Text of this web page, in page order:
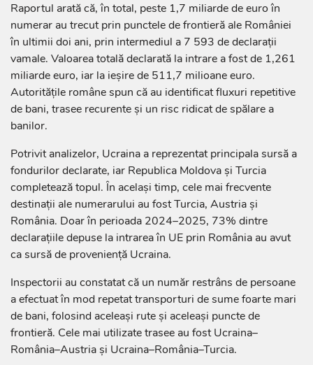
Raportul arată că, în total, peste 1,7 miliarde de euro în
numerar au trecut prin punctele de frontieră ale României
în ultimii doi ani, prin intermediul a 7 593 de declarații
vamale. Valoarea totală declarată la intrare a fost de 1,261
miliarde euro, iar la ieșire de 511,7 milioane euro.
Autoritățile române spun că au identificat fluxuri repetitive
de bani, trasee recurente și un risc ridicat de spălare a
banilor.
Potrivit analizelor, Ucraina a reprezentat principala sursă a
fondurilor declarate, iar Republica Moldova și Turcia
completează topul. În același timp, cele mai frecvente
destinații ale numerarului au fost Turcia, Austria și
România. Doar în perioada 2024–2025, 73% dintre
declarațiile depuse la intrarea în UE prin România au avut
ca sursă de proveniență Ucraina.
Inspectorii au constatat că un număr restrâns de persoane
a efectuat în mod repetat transporturi de sume foarte mari
de bani, folosind aceleași rute și aceleași puncte de
frontieră. Cele mai utilizate trasee au fost Ucraina–
România–Austria și Ucraina–România–Turcia.